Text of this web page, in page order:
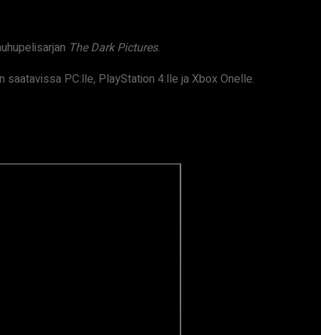
The Dark Pictures.
saatavissa PC:lle, PlayStation 4:lle ja Xbox Onelle.